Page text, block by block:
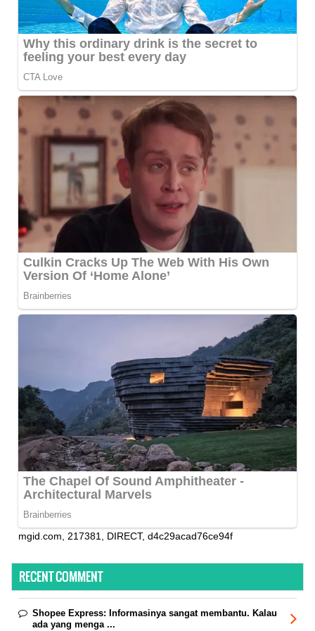
mgid.com, 217381, DIRECT, d4c29acad76ce94f
RECENT COMMENT
Shopee Express: Informasinya sangat membantu. Kalau
ada yang menga ...